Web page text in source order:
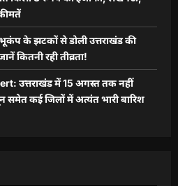
के झटकों से डोली उत्तराखंड की
कितनी रही तीव्रता!
उत्तराखंड में 15 अगस्त तक नहीं
कई जिलों में अत्यंत भारी बारिश